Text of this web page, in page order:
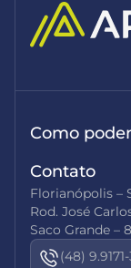
Como
Contato
Florianópolis –
Rod. José
Saco Grande –
(48)